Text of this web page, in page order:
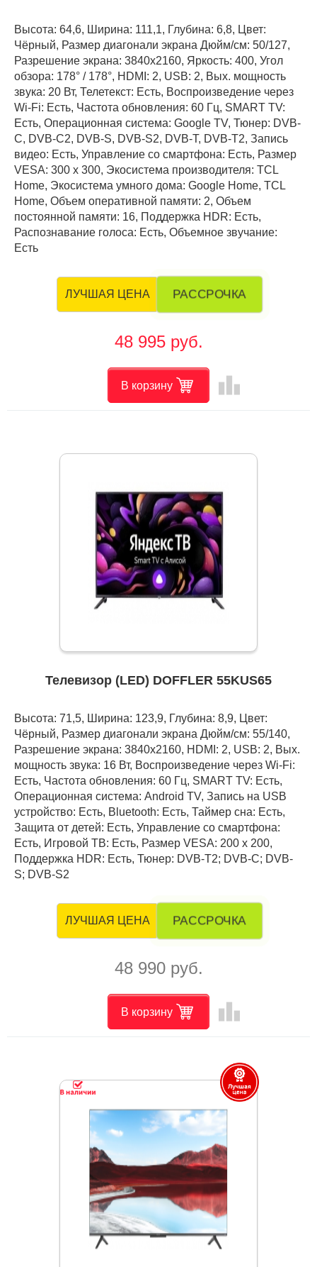
Высота: 64,6, Ширина: 111,1, Глубина: 6,8, Цвет:
Чёрный, Размер диагонали экрана Дюйм/см: 50/127,
Разрешение экрана: 3840x2160, Яркость: 400, Угол
обзора: 178° / 178°, HDMI: 2, USB: 2, Вых. мощность
звука: 20 Вт, Телетекст: Есть, Воспроизведение через
Wi-Fi: Есть, Частота обновления: 60 Гц, SMART TV:
Есть, Операционная система: Google TV, Тюнер: DVB-
C, DVB-C2, DVB-S, DVB-S2, DVB-T, DVB-T2, Запись
видео: Есть, Управление со смартфона: Есть, Размер
VESA: 300 х 300, Экосистема производителя: TCL
Home, Экосистема умного дома: Google Home, TCL
Home, Объем оперативной памяти: 2, Объем
постоянной памяти: 16, Поддержка HDR: Есть,
Распознавание голоса: Есть, Объемное звучание:
Есть
ЛУЧШАЯ ЦЕНА РАССРОЧКА
48 995 руб.
В корзину leaderboard
Телевизор (LED) DOFFLER 55KUS65
Высота: 71,5, Ширина: 123,9, Глубина: 8,9, Цвет:
Чёрный, Размер диагонали экрана Дюйм/см: 55/140,
Разрешение экрана: 3840x2160, HDMI: 2, USB: 2, Вых.
мощность звука: 16 Вт, Воспроизведение через Wi-Fi:
Есть, Частота обновления: 60 Гц, SMART TV: Есть,
Операционная система: Android TV, Запись на USB
устройство: Есть, Bluetooth: Есть, Таймер сна: Есть,
Защита от детей: Есть, Управление со смартфона:
Есть, Игровой ТВ: Есть, Размер VESA: 200 x 200,
Поддержка HDR: Есть, Тюнер: DVB-T2; DVB-C; DVB-
S; DVB-S2
ЛУЧШАЯ ЦЕНА РАССРОЧКА
48 990 руб.
В корзину leaderboard